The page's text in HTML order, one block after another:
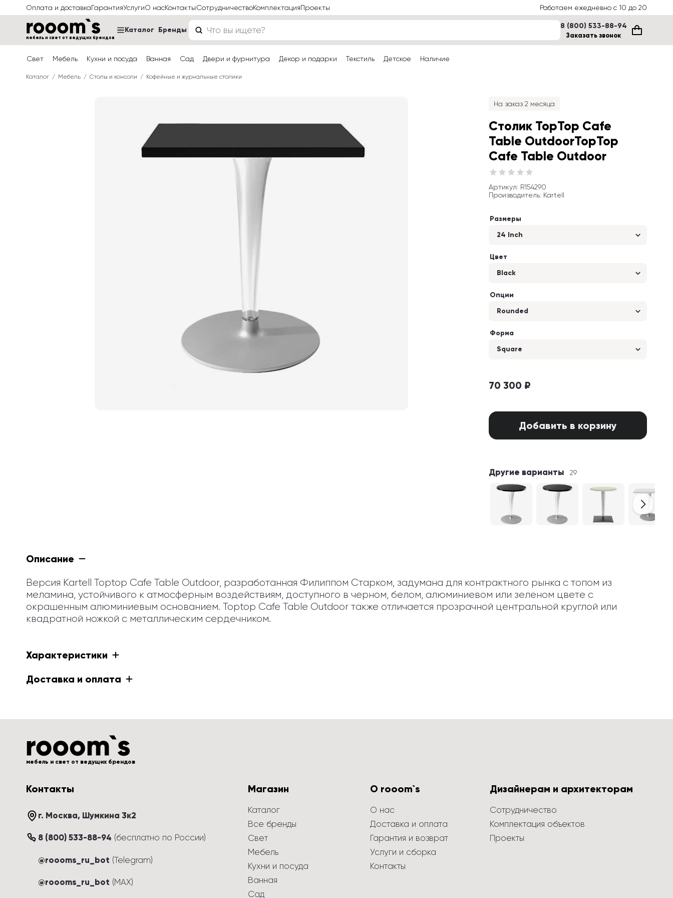
Оплата и доставкаГарантияУслугиО насКонтактыСотрудничествоКомплектацияПроекты Работаем ежедневно с 10 до 20
мебель и свет от ведущих брендов
Каталог Бренды 8 (800) 533-88-94
Заказать звонок
Свет Мебель Кухни и посуда Ванная Сад Двери и фурнитура Декор и подарки Текстиль Детское Наличие
Каталог Мебель Столы и консоли Кофейные и журнальные столики
На заказ 2 месяца
Столик TopTop Cafe
Table OutdoorTopTop
Cafe Table Outdoor
Артикул: R154290
Производитель: Kartell
Размеры
24 Inch
Цвет
Black
Опции
Rounded
Форма
Square
70 300 ₽
Добавить в корзину
Другие варианты 29
Описание
Версия Kartell Toptop Cafe Table Outdoor, разработанная Филиппом Старком, задумана для контрактного рынка с топом из
меламина, устойчивого к атмосферным воздействиям, доступного в черном, белом, алюминиевом или зеленом цвете с
окрашенным алюминиевым основанием. Toptop Cafe Table Outdoor также отличается прозрачной центральной круглой или
квадратной ножкой с металлическим сердечником.
Характеристики
Доставка и оплата
мебель и свет от ведущих брендов
Контакты
г. Москва, Шумкина 3к2
8 (800) 533-88-94 (бесплатно по России)
@roooms_ru_bot (Telegram)
@roooms_ru_bot (MAX)
Магазин
Каталог
Все бренды
Свет
Мебель
Кухни и посуда
Ванная
Сад
О rooom`s
О нас
Доставка и оплата
Гарантия и возврат
Услуги и сборка
Контакты
Дизайнерам и архитекторам
Сотрудничество
Комплектация объектов
Проекты